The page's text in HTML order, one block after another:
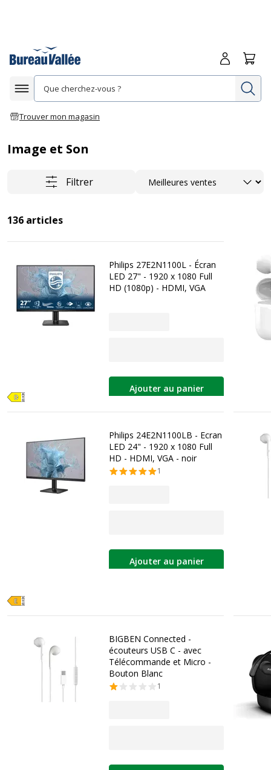
Afficher la navigation
Trouver mon magasin
Me
Image et Son
Filtrer Trier
136 articles
Philips 27E2N1100L - Écran
LED 27" - 1920 x 1080 Full
HD (1080p) - HDMI, VGA
Ajouter au panier
Philips 24E2N1100LB - Ecran
LED 24" - 1920 x 1080 Full
HD - HDMI, VGA - noir
1
Ajouter au panier
BIGBEN Connected -
écouteurs USB C - avec
Télécommande et Micro -
Bouton Blanc
1